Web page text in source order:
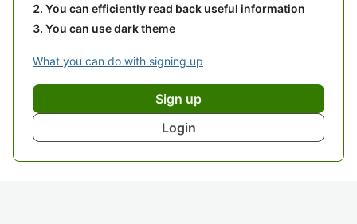
You can efficiently read back useful information
You can use dark theme
What you can do with signing up
Sign up
Login